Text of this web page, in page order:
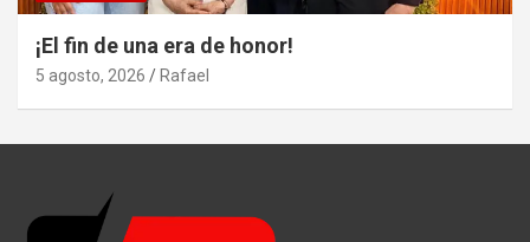
¡El fin de una era de honor!
5 agosto, 2026 Rafael